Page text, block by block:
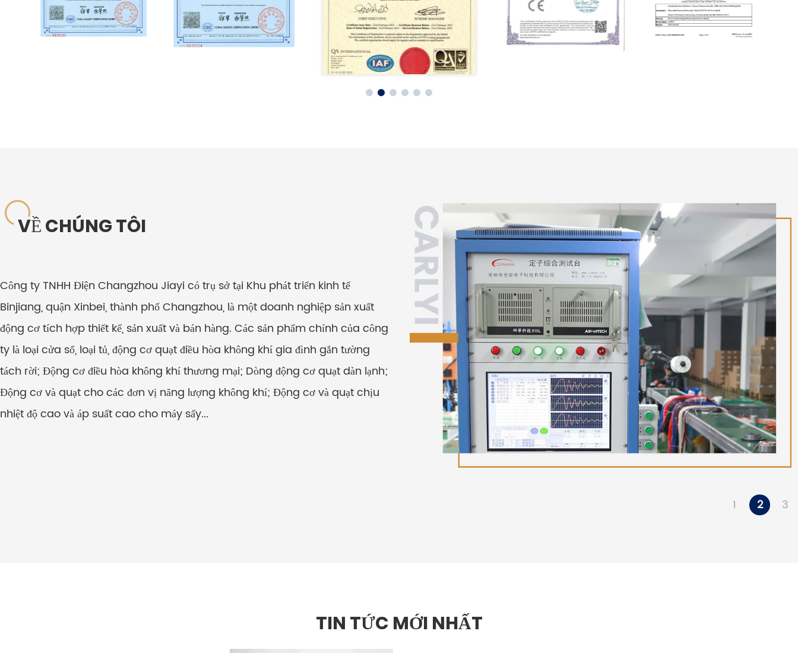
VỀ CHÚNG TÔI
Công ty TNHH Điện Changzhou Jiayi có trụ sở tại Khu phát triển kinh tế
Binjiang, quận Xinbei, thành phố Changzhou, là một doanh nghiệp sản xuất
động cơ tích hợp thiết kế, sản xuất và bán hàng. Các sản phẩm chính của công
ty là loại cửa sổ, loại tủ, động cơ quạt điều hòa không khí gia đình gắn tường
tách rời; Động cơ điều hòa không khí thương mại; Dòng động cơ quạt dàn lạnh;
Động cơ và quạt cho các đơn vị năng lượng không khí; Động cơ và quạt chịu
nhiệt độ cao và áp suất cao cho máy sấy...
1 2 3
TIN TỨC MỚI NHẤT